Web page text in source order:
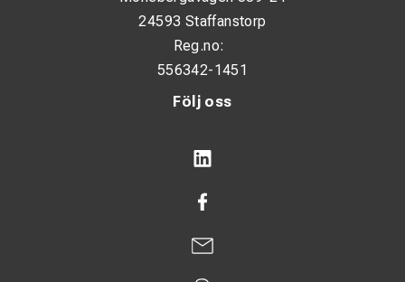
Följ oss
24593 Staffanstorp
Reg.no:
556342-1451